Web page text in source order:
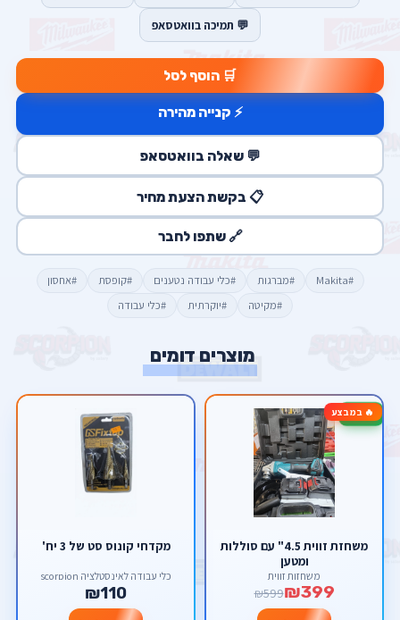
💬 תמיכה בוואטסאפ
🛒 הוסף לסל
⚡ קנייה מהירה
💬 שאלה בוואטסאפ
📋 בקשת הצעת מחיר
🔗 שתפו לחבר
#Makita #מברגות #כלי עבודה נטענים #קופסת
#אחסון
#מקיטה
#יוקרתית #כלי עבודה
מוצרים דומים
🔥 במבצע-33%
משחזת זווית 4.5" עם סוללות
ומטען
משחזות זווית
₪399
₪599
מקדחי קונוס סט של 3 יח'
כלי עבודה לאינסטלציה scorpion
₪110